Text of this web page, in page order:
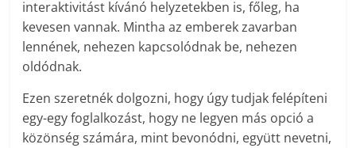
interaktivitást kívánó helyzetekben is, főleg, ha
kevesen vannak. Mintha az emberek zavarban
lennének, nehezen kapcsolódnak be, nehezen
oldódnak.
Ezen szeretnék dolgozni, hogy úgy tudjak felépíteni
egy-egy foglalkozást, hogy ne legyen más opció a
közönség számára, mint bevonódni, együtt nevetni,